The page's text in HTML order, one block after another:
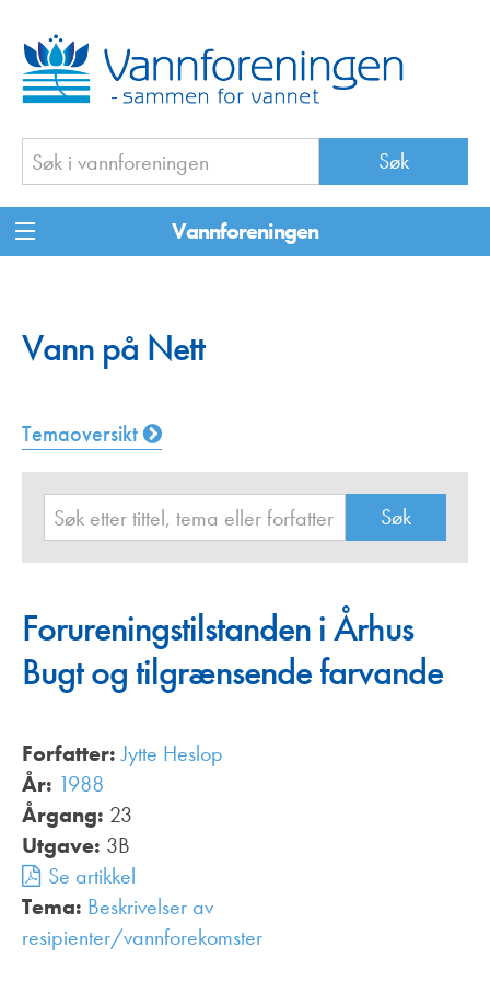
Vannforeningen
Vann på Nett
Temaoversikt
Forureningstilstanden i Århus
Bugt og tilgrænsende farvande
Forfatter: Jytte Heslop
År: 1988
Årgang: 23
Utgave: 3B
Se artikkel
Tema: Beskrivelser av
resipienter/vannforekomster